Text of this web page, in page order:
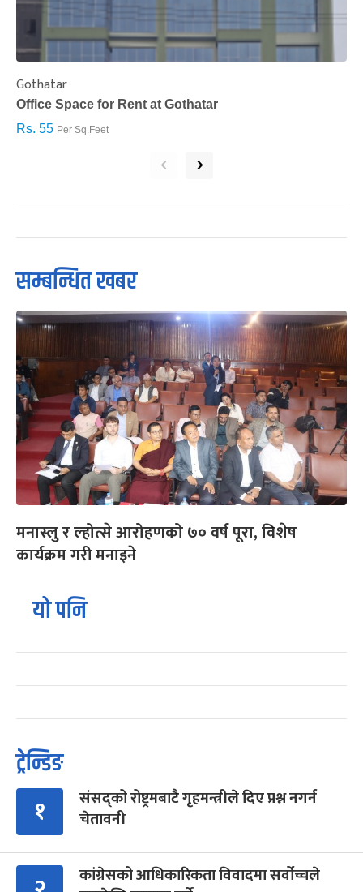
Gothatar
Office Space for Rent at Gothatar
Rs. 55 Per Sq.Feet
‹ ›
सम्बन्धित खबर
मनास्लु र ल्होत्से आरोहणको ७० वर्ष पूरा, विशेष
कार्यक्रम गरी मनाइने
यो पनि
ट्रेन्डिङ
१
संसद्को रोष्ट्रमबाटै गृहमन्त्रीले दिए प्रश्न नगर्न
चेतावनी
कांग्रेसको आधिकारिकता विवादमा सर्वोच्चले